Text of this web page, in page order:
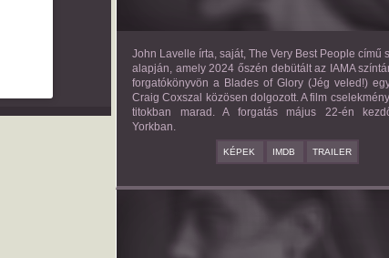
John Lavelle írta, saját, The Very Best People című
alapján, amely 2024 őszén debütált az IAMA
forgatókönyvön a Blades of Glory (Jég veled!)
Craig Coxszal közösen dolgozott. A film
titokban marad. A forgatás május 22-én
Yorkban.
KÉPEK IMDB TRAILER
BAD BOY